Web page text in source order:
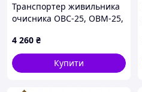
Транспортер живильника
очисника ОВС-25, ОВМ-25,
Транспортер живильника
горизонтальний |
01.189.000
4 260 ₴
Купити